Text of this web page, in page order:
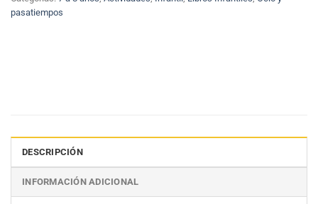
pasatiempos
DESCRIPCIÓN
INFORMACIÓN ADICIONAL